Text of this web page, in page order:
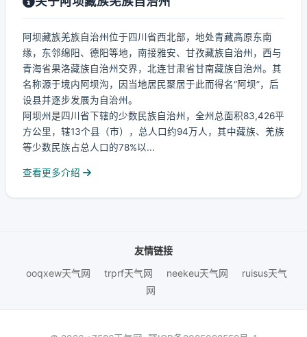
阿坝藏族羌族自治州位于四川省西北部，地处青藏高原东南
缘，东邻绵阳、德阳等地，南接雅安、甘孜藏族自治州，西与
青海省果洛藏族自治州交界，北连甘肃省甘南藏族自治州。其
名称源于境内阿坝沟，因当地居民聚居于此而得名“阿坝”，后
设县并逐步发展为自治州。
阿坝州是四川省下辖的少数民族自治州，全州总面积83,426平
方公里，辖13个县（市），总人口约94万人，其中藏族、羌族
等少数民族占总人口的78%以...
查看更多介绍
友情链接
ooqxew天气网
trprf天气网 neekeu天气网
ruisus天气
网